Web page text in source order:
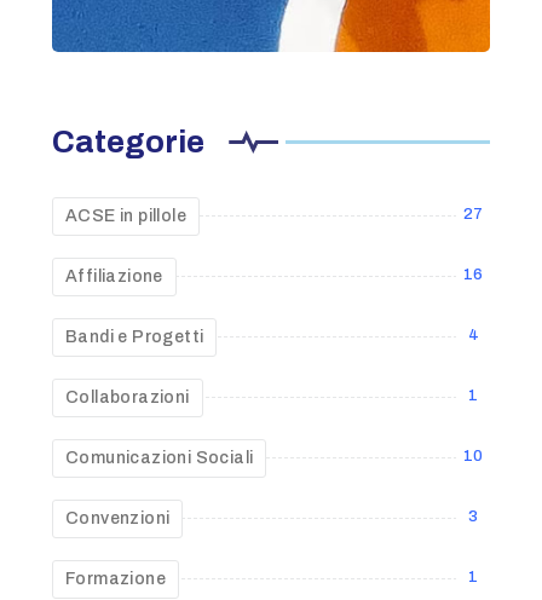
Categorie
ACSE in pillole 27
Affiliazione 16
Bandi e Progetti 4
Collaborazioni 1
Comunicazioni Sociali 10
Convenzioni 3
Formazione 1